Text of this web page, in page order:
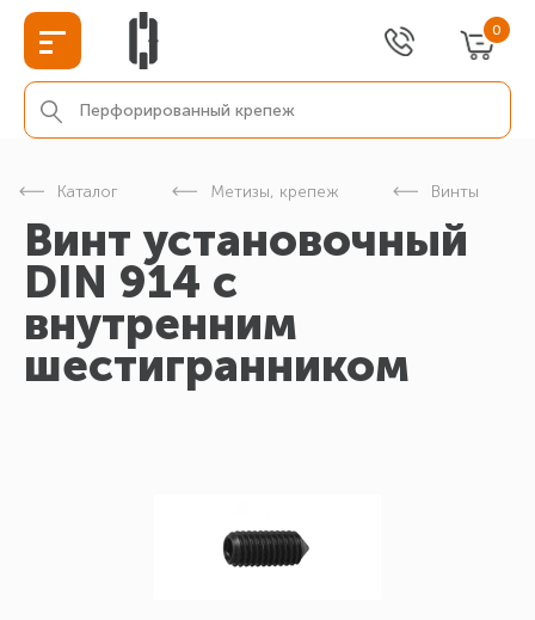
0
Каталог Метизы, крепеж Винты
Винт установочный
DIN 914 с
внутренним
шестигранником